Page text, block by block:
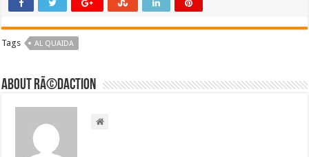
Tags AL QUAIDA
About RÃ©daction